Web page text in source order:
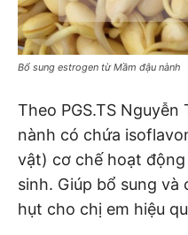
Bổ sung estrogen từ Mầm đậu nành
Theo PGS.TS
nành có chứa
vật) cơ chế hoạt
sinh. Giúp bổ sung
hụt cho chị em hiệu